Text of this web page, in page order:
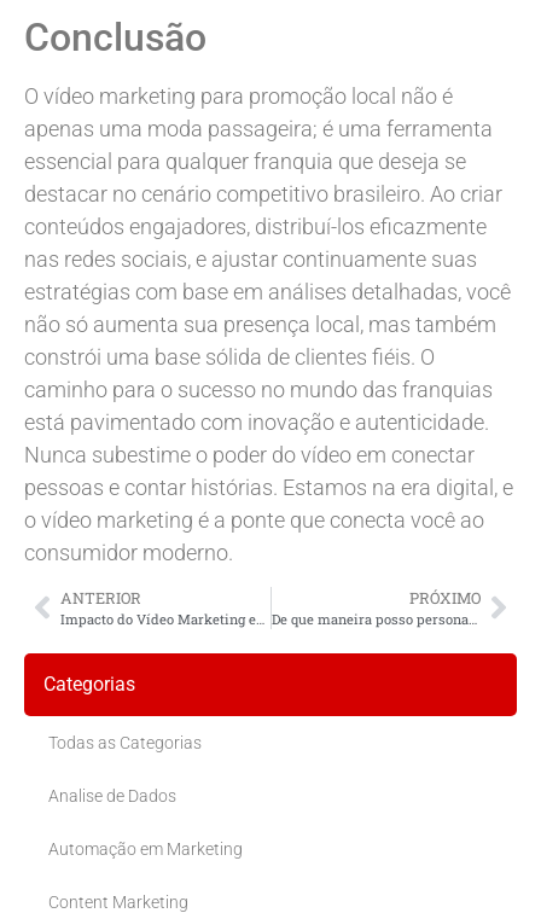
Conclusão
O vídeo marketing para promoção local não é
apenas uma moda passageira; é uma ferramenta
essencial para qualquer franquia que deseja se
destacar no cenário competitivo brasileiro. Ao criar
conteúdos engajadores, distribuí-los eficazmente
nas redes sociais, e ajustar continuamente suas
estratégias com base em análises detalhadas, você
não só aumenta sua presença local, mas também
constrói uma base sólida de clientes fiéis. O
caminho para o sucesso no mundo das franquias
está pavimentado com inovação e autenticidade.
Nunca subestime o poder do vídeo em conectar
pessoas e contar histórias. Estamos na era digital, e
o vídeo marketing é a ponte que conecta você ao
consumidor moderno.
ANTERIOR PRÓXIMO
De que maneira posso personalizar a comunicação em diferentes canais para clientes locais?
Categorias
Todas as Categorias
Analise de Dados
Automação em Marketing
Content Marketing